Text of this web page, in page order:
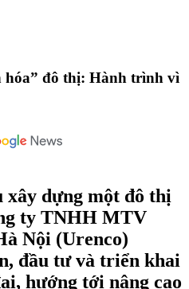
hóa” đô thị: Hành trình vì
dựng một đô thị
ty TNHH MTV
Nội (Urenco)
đầu tư và triển khai
hướng tới nâng cao